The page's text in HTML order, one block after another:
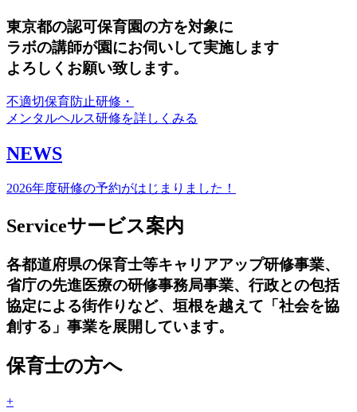
東京都の認可保育園の方を対象に
ラボの講師が園にお伺いして実施します
よろしくお願い致します。
不適切保育防止研修・
メンタルヘルス研修を詳しくみる
NEWS
2026年度研修の予約がはじまりました！
Serviceサービス案内
各都道府県の保育士等キャリアアップ研修事業、
省庁の先進医療の研修事務局事業、行政との包括
協定による街作りなど、垣根を越えて「社会を協
創する」事業を展開しています。
保育士の方へ
+